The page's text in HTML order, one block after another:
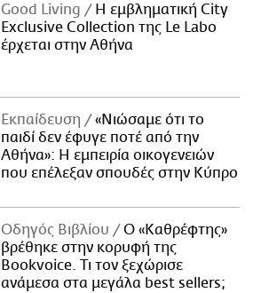
Good Living
Η εμβληματική City
Exclusive Collection της Le Labo
έρχεται στην Αθήνα
Εκπαίδευση
«Νιώσαμε ότι το
παιδί δεν έφυγε ποτέ από την
Αθήνα»: Η εμπειρία οικογενειών
που επέλεξαν σπουδές στην Κύπρο
Οδηγός Βιβλίου
Ο «Καθρέφτης»
βρέθηκε στην κορυφή της
Bookvoice. Τι τον ξεχώρισε
ανάμεσα στα μεγάλα best sellers;